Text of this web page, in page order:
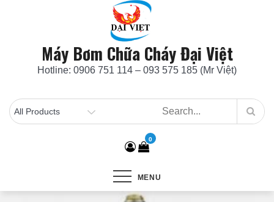
Máy Bơm Chữa Cháy Đại Việt
Hotline: 0906 751 114 – 093 575 185 (Mr Việt)
0
MENU